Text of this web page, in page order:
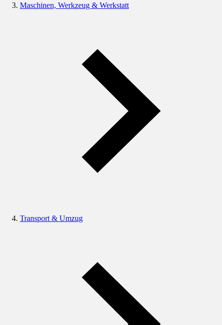
Maschinen, Werkzeug & Werkstatt
Transport & Umzug